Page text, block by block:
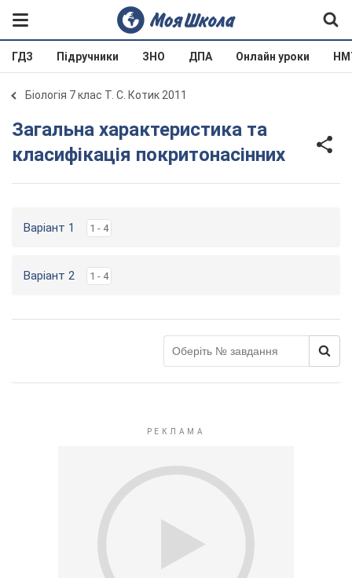
ГДЗ Підручники ЗНО ДПА Онлайн уроки
Біологія 7 клас Т. С. Котик 2011
Загальна характеристика та
класифікація покритонасінних
Варіант 1 1 - 4
Варіант 2 1 - 4